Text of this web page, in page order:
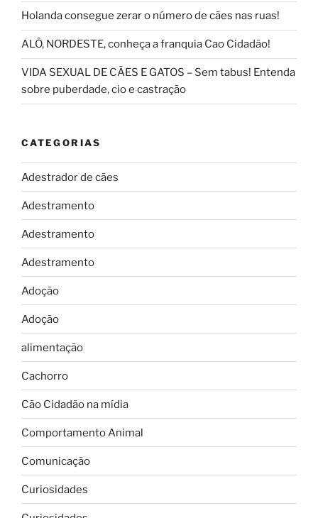
Holanda consegue zerar o número de cães nas ruas!
ALÔ, NORDESTE, conheça a franquia Cao Cidadão!
VIDA SEXUAL DE CÃES E GATOS – Sem tabus! Entenda
sobre puberdade, cio e castração
CATEGORIAS
Adestrador de cães
Adestramento
Adestramento
Adestramento
Adoção
Adoção
alimentação
Cachorro
Cão Cidadão na mídia
Comportamento Animal
Comunicação
Curiosidades